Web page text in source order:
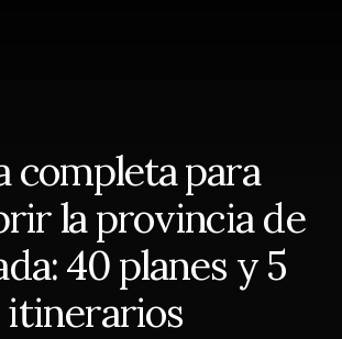
completa para
la provincia de
40 planes y 5
itinerarios